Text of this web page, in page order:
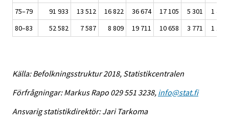
75–79
91 933 13 512 16 822 36 674 17 105 5 301
1 450
80–83
52 582 7 587 8 809 19 711 10 658 3 771 1 182
Källa: Befolkningsstruktur 2018, Statistikcentralen
Förfrågningar: Markus Rapo 029 551 3238, info@stat.fi
Ansvarig statistikdirektör: Jari Tarkoma